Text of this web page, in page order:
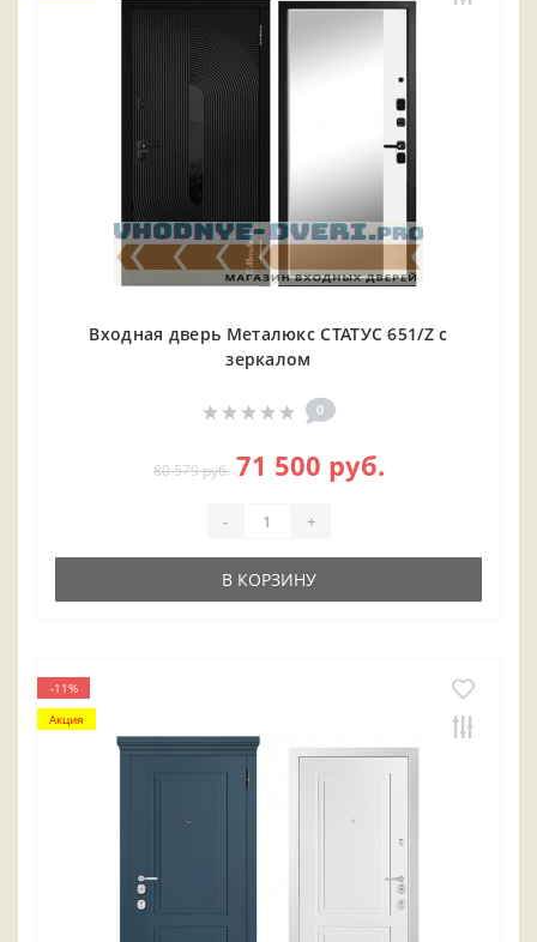
Входная дверь Металюкс СТАТУС 651/Z с
зеркалом
0
80 579 руб. 71 500 руб.
- +
В КОРЗИНУ
-11%
Акция